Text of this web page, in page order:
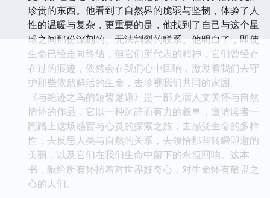
他濒临放弃之时，那些关于绝迹之鸟的传说，那些偶然
瞥见的、似乎与传说中的生物有着一丝相似的自然景
象，又重新燃起了他心中的希望之火。他开始意识到，
也许真正的“邂逅”并非一定要在现实中亲眼见到，而更
在于一种精神上的连接，一种对未知生命形式的尊重与
想象。 在旅途的终点，主人公或许未能如愿以偿地捕
捉到那绝迹之鸟的身影，但他收获了比任何实物都更加
珍贵的东西。他看到了自然界的脆弱与坚韧，体验了人
性的温暖与复杂，更重要的是，他找到了自己与这个星
球之间那份深刻的、无法割裂的联系。他明白了，即使
生命已经走向终结，但它们所代表的精神，它们曾经存
在过的痕迹，依然会在我们心中回响，激励着我们去守
护那些依然鲜活的生命，去珍视我们共同的家园。
《与绝迹之鸟的短暂邂逅》是一部充满人文关怀与自然